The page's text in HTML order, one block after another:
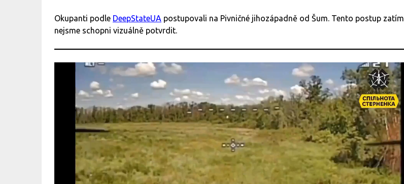
Okupanti podle DeepStateUA postupovali na Pivničné jihozápadně od Šum. Tento postup zatím
nejsme schopni vizuálně potvrdit.